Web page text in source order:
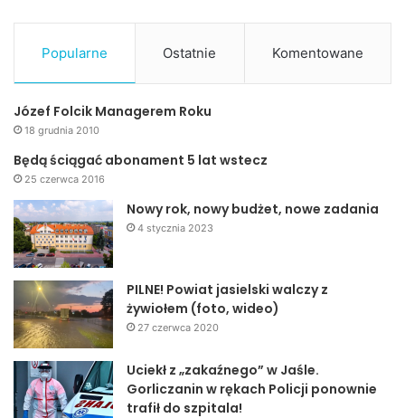
Popularne Ostatnie Komentowane
Józef Folcik Managerem Roku
18 grudnia 2010
Będą ściągać abonament 5 lat wstecz
25 czerwca 2016
Nowy rok, nowy budżet, nowe zadania
4 stycznia 2023
PILNE! Powiat jasielski walczy z
żywiołem (foto, wideo)
27 czerwca 2020
Uciekł z „zakaźnego” w Jaśle.
Gorliczanin w rękach Policji ponownie
trafił do szpitala!